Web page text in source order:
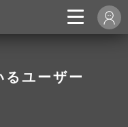
ユーザー